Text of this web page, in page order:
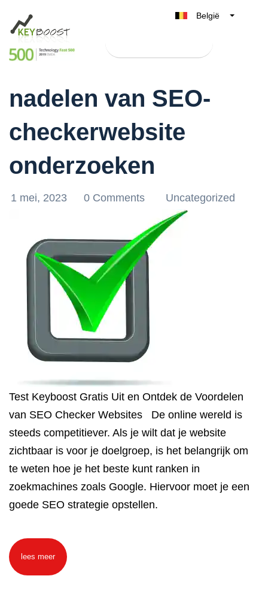
België
Nederland
De voordelen en
nadelen van SEO-
checkerwebsite
onderzoeken
1 mei, 2023 0 Comments Uncategorized
Test Keyboost Gratis Uit en Ontdek de Voordelen
van SEO Checker Websites De online wereld is
steeds competitiever. Als je wilt dat je website
zichtbaar is voor je doelgroep, is het belangrijk om
te weten hoe je het beste kunt ranken in
zoekmachines zoals Google. Hiervoor moet je een
goede SEO strategie opstellen.
lees meer